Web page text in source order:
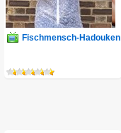
Fischmensch-Hadouken